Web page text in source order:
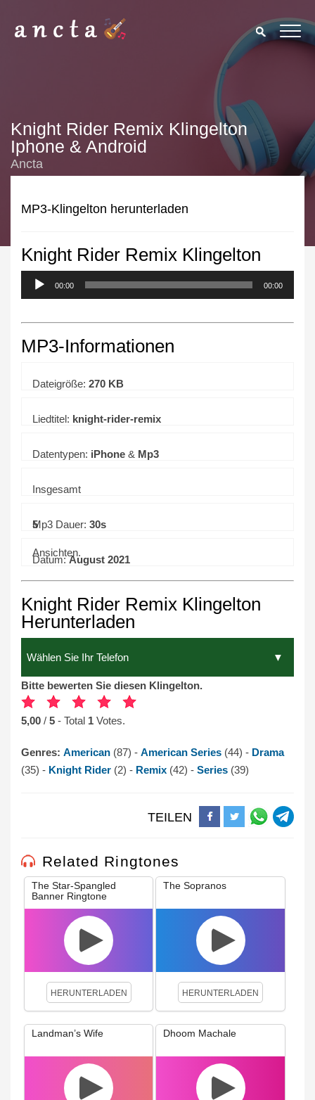
Knight Rider Remix Klingelton
Iphone & Android
Ancta
MP3-Klingelton herunterladen
Knight Rider Remix Klingelton
00:00 00:00
MP3-Informationen
Dateigröße: 270 KB
Liedtitel: knight-rider-remix
Datentypen: iPhone & Mp3
Insgesamt
5
Ansichten.
Mp3 Dauer: 30s
Datum:August 2021
Knight Rider Remix Klingelton
Herunterladen
Bitte bewerten Sie diesen Klingelton.
5,00 / 5 - Total 1 Votes.
Genres: American (87) - American Series (44) - Drama
(35) - Knight Rider (2) - Remix (42) - Series (39)
TEILEN
Related Ringtones
The Star-Spangled
Banner Ringtone
HERUNTERLADEN
The Sopranos
HERUNTERLADEN
Landman’s Wife Dhoom Machale
We use cookies to enhance your experience. By continuing to
visit this site you agree to our use of cookies.
Privacy Policy